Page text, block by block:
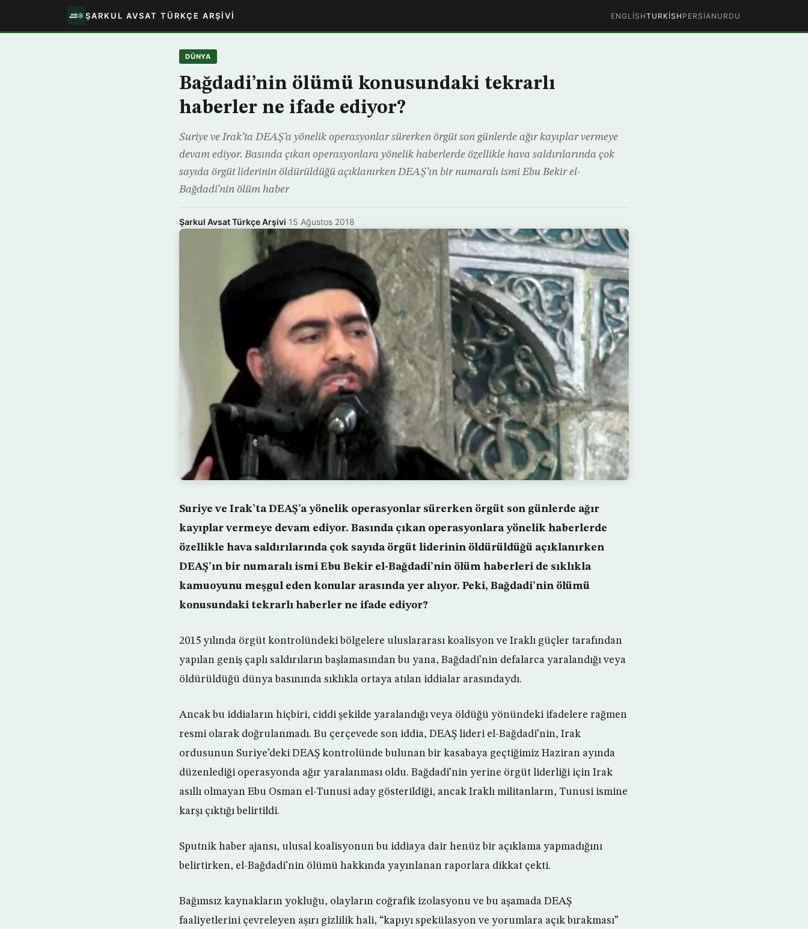
ŞARKUL AVSAT TÜRKÇE ARŞIVI ENGLISHTURKISH PERSIAN URDU
DÜNYA
Bağdadi’nin ölümü konusundaki tekrarlı
haberler ne ifade ediyor?
Suriye ve Irak’ta DEAŞ’a yönelik operasyonlar sürerken örgüt son günlerde ağır kayıplar vermeye
devam ediyor. Basında çıkan operasyonlara yönelik haberlerde özellikle hava saldırılarında çok
sayıda örgüt liderinin öldürüldüğü açıklanırken DEAŞ’ın bir numaralı ismi Ebu Bekir el-
Bağdadi’nin ölüm haber
Şarkul Avsat Türkçe Arşivi·15 Ağustos 2018
Suriye ve Irak’ta DEAŞ’a yönelik operasyonlar sürerken örgüt son günlerde ağır
kayıplar vermeye devam ediyor. Basında çıkan operasyonlara yönelik haberlerde
özellikle hava saldırılarında çok sayıda örgüt liderinin öldürüldüğü açıklanırken
DEAŞ’ın bir numaralı ismi Ebu Bekir el-Bağdadi’nin ölüm haberleri de sıklıkla
kamuoyunu meşgul eden konular arasında yer alıyor. Peki, Bağdadi’nin ölümü
konusundaki tekrarlı haberler ne ifade ediyor?
2015 yılında örgüt kontrolündeki bölgelere uluslararası koalisyon ve Iraklı güçler tarafından
yapılan geniş çaplı saldırıların başlamasından bu yana, Bağdadi’nin defalarca yaralandığı veya
öldürüldüğü dünya basınında sıklıkla ortaya atılan iddialar arasındaydı.
Ancak bu iddiaların hiçbiri, ciddi şekilde yaralandığı veya öldüğü yönündeki ifadelere rağmen
resmi olarak doğrulanmadı. Bu çerçevede son iddia, DEAŞ lideri el-Bağdadi’nin, Irak
ordusunun Suriye’deki DEAŞ kontrolünde bulunan bir kasabaya geçtiğimiz Haziran ayında
düzenlediği operasyonda ağır yaralanması oldu. Bağdadi’nin yerine örgüt liderliği için Irak
asıllı olmayan Ebu Osman el-Tunusi aday gösterildiği, ancak Iraklı militanların, Tunusi ismine
karşı çıktığı belirtildi.
Sputnik haber ajansı, ulusal koalisyonun bu iddiaya dair henüz bir açıklama yapmadığını
belirtirken, el-Bağdadi’nin ölümü hakkında yayınlanan raporlara dikkat çekti.
Bağımsız kaynakların yokluğu, olayların coğrafik izolasyonu ve bu aşamada DEAŞ
faaliyetlerini çevreleyen aşırı gizlilik hali, “kapıyı spekülasyon ve yorumlara açık bırakması”